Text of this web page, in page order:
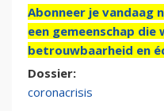
Abonneer je vandaag
een gemeenschap
betrouwbaarheid en
Dossier:
coronacrisis